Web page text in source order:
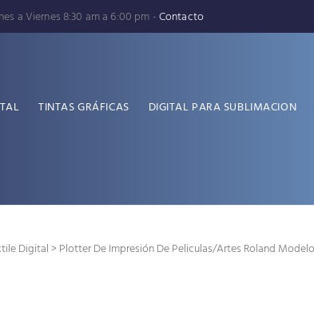
a Viernes 8:30 am a 6:00 pm -Contacto
TINTAS GRÁFICAS DIGITAL PARA SUBLIMACION
Digital> Plotter De Impresión De Peliculas/artes Roland